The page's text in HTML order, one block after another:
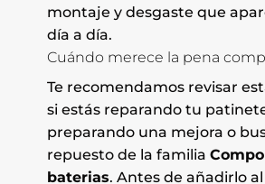
montaje y desgaste que
día a día.
Cuándo merece la pena
Te recomendamos revisar
si estás reparando tu
preparando una mejora o
repuesto de la familia
baterias. Antes de añadirlo